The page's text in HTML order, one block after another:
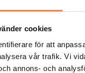
cookies
för att
vår trafik. Vi
annons- och
Allt